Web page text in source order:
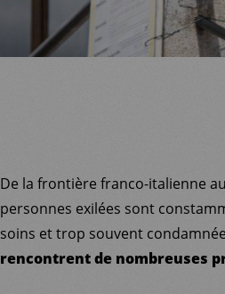
De la frontière franco-italienne
personnes exilées sont
soins et trop souvent
rencontrent de nombreuses